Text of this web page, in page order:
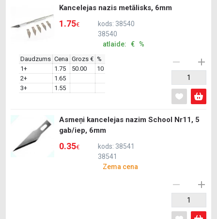
Kancelejas nazis metālisks, 6mm
1.75€
kods: 38540
38540
atlaide: € %
Daudzums Cena Grozs € %
1+
1.75 50.00
10
2+
1.65
3+
1.55
Asmeņi kancelejas nazim School Nr11, 5
gab/iep, 6mm
0.35€
kods: 38541
38541
Zema cena